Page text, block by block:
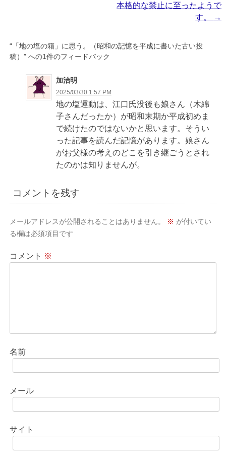
ー
本格的な禁止に至ったようで
す。
→
“ 「地の塩の箱」に思う。（昭和の記憶を平成に書いた古い投
稿） ” への1件のフィードバック
加治明
2025/03/30 1:57 PM
地の塩運動は、江口氏没後も娘さん（木綿
子さんだったか）が昭和末期か平成初めま
で続けたのではないかと思います。そうい
った記事を読んだ記憶があります。娘さん
がお父様の考えのどこを引き継ごうとされ
たのかは知りませんが。
コメントを残す
メールアドレスが公開されることはありません。 ※ が付いてい
る欄は必須項目です
コメント ※
名前
メール
サイト